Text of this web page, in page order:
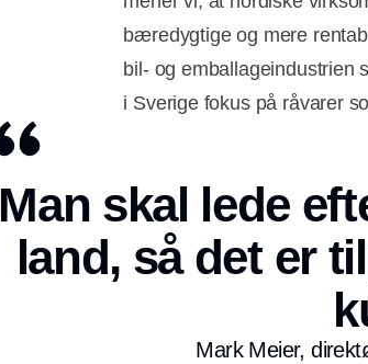
bæredygtige og mere
bil- og emballageindustrien
i Sverige fokus på råvarer
Man skal lede
land, så det er
Mark Meier,